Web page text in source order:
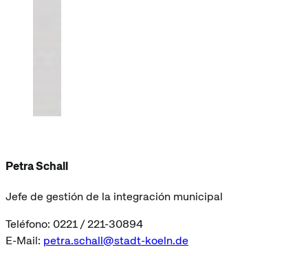
Petra Schall
Jefe de gestión de la integración municipal
Teléfono: 0221 / 221-30894
E-Mail: petra.schall@stadt-koeln.de